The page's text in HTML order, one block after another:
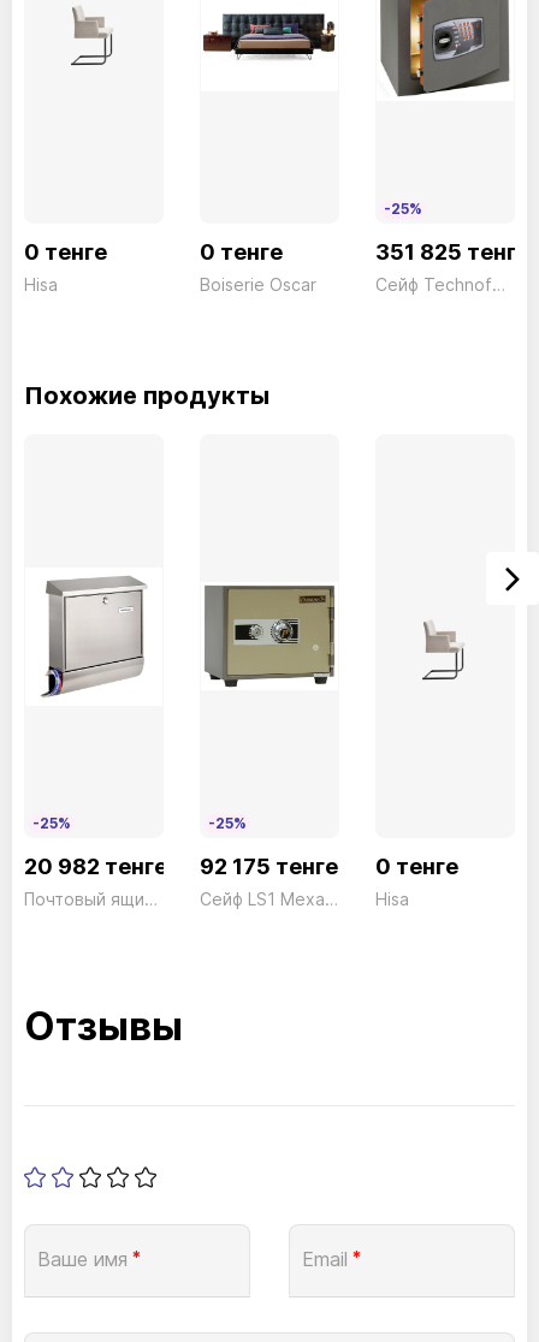
0 тенге
Hisa
0 тенге
Boiserie Oscar
-25%
351 825 тенге
Сейф Technofort Moby Trony DMT/7P Электронный серый Technomax 61кг
Похожие продукты
-25%
20 982 тенге
Почтовый ящик + коробка Amrum-Set 38670 NI
-25%
92 175 тенге
Сейф LS1 Механический President ш409*г350*в357 28кг
0 тенге
Hisa
Отзывы
Ваше имя * Email *